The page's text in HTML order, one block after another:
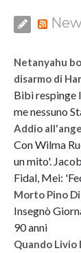
Netanyahu
disarmo di
Bibi respinge
me nessuno
Addio
Con Wilma
un mito'.
Fidal, Mei:
Morto Pino
Insegnò
90 anni
Quando Livio